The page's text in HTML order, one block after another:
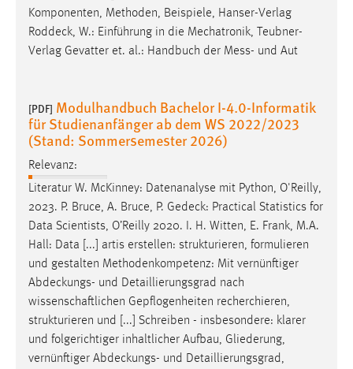
Komponenten, Methoden, Beispiele, Hanser-Verlag
Roddeck, W.: Einführung in die Mechatronik, Teubner-
Verlag Gevatter et. al.: Handbuch der Mess- und Aut
[PDF] Modulhandbuch Bachelor I-4.0-Informatik
für Studienanfänger ab dem WS 2022/2023
(Stand: Sommersemester 2026)
Relevanz:
Literatur W. McKinney: Datenanalyse mit Python, O'Reilly,
2023. P. Bruce, A. Bruce, P. Gedeck: Practical Statistics for
Data Scientists, O’Reilly 2020. I. H. Witten, E. Frank, M.A.
Hall: Data [...] artis erstellen: strukturieren, formulieren
und gestalten Methodenkompetenz: Mit vernünftiger
Abdeckungs- und Detaillierungsgrad nach
wissenschaftlichen Gepflogenheiten recherchieren,
strukturieren und [...] Schreiben - insbesondere: klarer
und folgerichtiger inhaltlicher Aufbau, Gliederung,
vernünftiger Abdeckungs- und Detaillierungsgrad,